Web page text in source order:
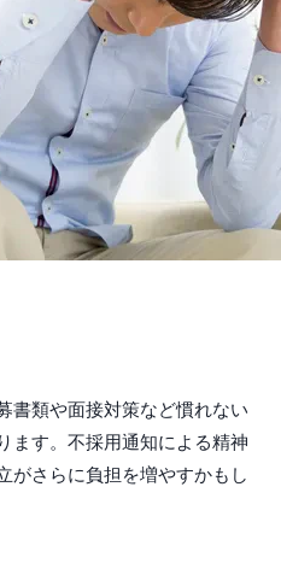
書類や面接対策など慣れない
ます。不採用通知による精神
がさらに負担を増やすかもし